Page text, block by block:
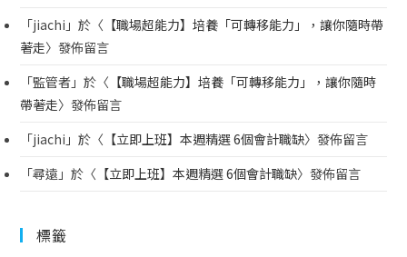
「jiachi 」於〈 【職場超能力】培養「可轉移能力」，讓你隨時帶
著走〉發佈留言
「監管者 」於〈 【職場超能力】培養「可轉移能力」，讓你隨時
帶著走〉發佈留言
「jiachi 」於〈 【立即上班】本週精選 6個會計職缺〉發佈留言
「尋遠 」於〈 【立即上班】本週精選 6個會計職缺〉發佈留言
標籤